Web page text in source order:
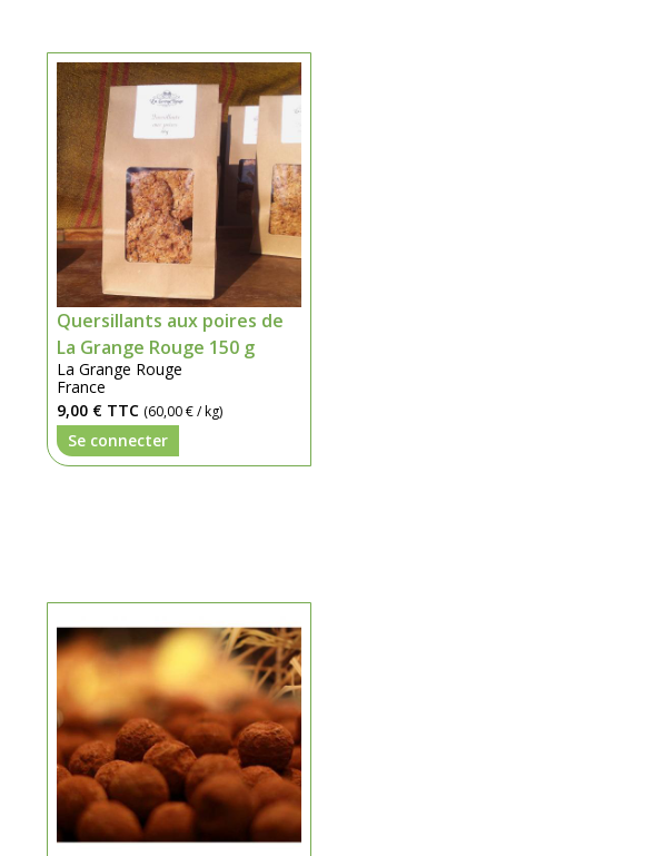
Quersillants aux poires de
La Grange Rouge 150 g
La Grange Rouge
France
9,00 € TTC (60,00 € / kg)
Se connecter